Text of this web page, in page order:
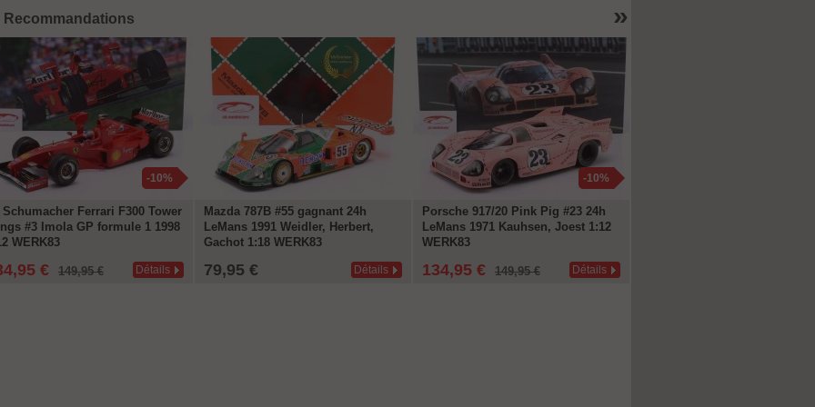
»
Recommandations
-10%
Schumacher Ferrari F300 Tower
#3 Imola GP formule 1 1998
WERK83
€ 149,95 € Détails
Mazda 787B #55 gagnant 24h
LeMans 1991 Weidler, Herbert,
Gachot 1:18 WERK83
79,95 € Détails
-10%
Porsche 917/20 Pink Pig #23 24h
LeMans 1971 Kauhsen, Joest 1:12
WERK83
134,95 € 149,95 € Détails